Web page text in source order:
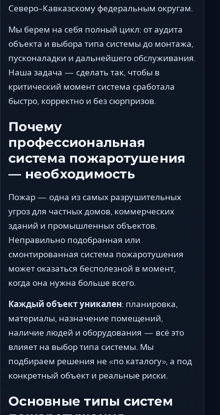
Северо-Кавказскому федеральным округам.
Мы берем на себя полный цикл: от аудита
объекта и выбора типа системы до монтажа,
пусконаладки и дальнейшего обслуживания.
Наша задача — сделать так, чтобы в
критический момент система сработала
быстро, корректно и без сюрпризов.
Почему
профессиональная
система пожаротушения
— необходимость
Пожар — одна из самых разрушительных
угроз для частных домов, коммерческих
зданий и промышленных объектов.
Неправильно подобранная или
смонтированная система пожаротушения
может оказаться бесполезной в момент,
когда она нужна больше всего.
Каждый объект уникален: планировка,
материалы, назначение помещений,
наличие людей и оборудования — всё это
влияет на выбор типа системы. Мы
подбираем решения не «по каталогу», а под
конкретный объект и реальные риски.
Основные типы систем